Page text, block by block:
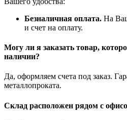
Безналичная оплата. На
и счет на оплату.
Могу ли я заказать товар,
наличии?
Да, оформляем счета под заказ.
металлопроката.
Склад расположен рядом с